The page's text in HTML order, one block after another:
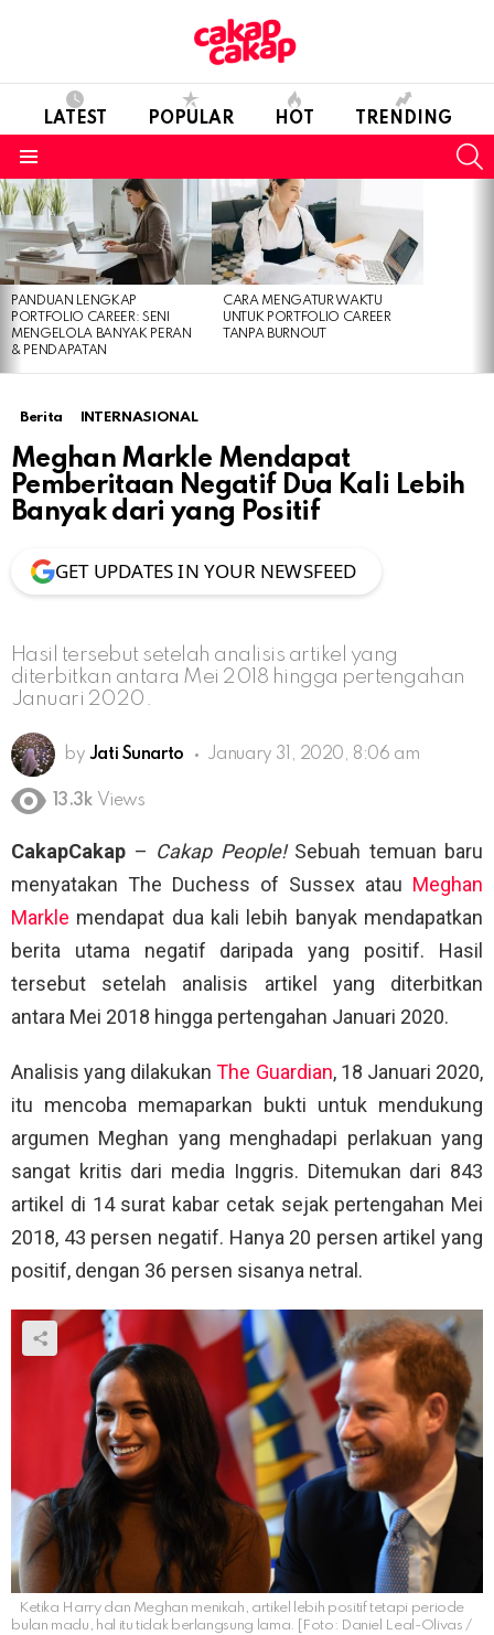
LATEST POPULAR HOT TRENDING
LATEST
STORIES
PANDUAN LENGKAP
PORTFOLIO CAREER: SENI
MENGELOLA BANYAK PERAN
& PENDAPATAN
CARA MENGATUR WAKTU
UNTUK PORTFOLIO CAREER
TANPA BURNOUT
Berita INTERNASIONAL
Meghan Markle Mendapat
Pemberitaan Negatif Dua Kali Lebih
Banyak dari yang Positif
GET UPDATES IN YOUR NEWSFEED
Hasil tersebut setelah analisis artikel yang
diterbitkan antara Mei 2018 hingga pertengahan
Januari 2020.
by Jati Sunarto January 31, 2020, 8:06 am
13.3k Views
CakapCakap – Cakap People!Sebuah temuan baru
menyatakan The Duchess of Sussex atau Meghan
Markle mendapat dua kali lebih banyak mendapatkan
berita utama negatif daripada yang positif. Hasil
tersebut setelah analisis artikel yang diterbitkan
antara Mei 2018 hingga pertengahan Januari 2020.
Analisis yang dilakukanThe Guardian, 18 Januari 2020,
itu mencoba memaparkan bukti untuk mendukung
argumen Meghan yang menghadapi perlakuan yang
sangat kritis dari media Inggris. Ditemukan dari 843
artikel di 14 surat kabar cetak sejak pertengahan Mei
2018, 43 persen negatif. Hanya 20 persen artikel yang
positif, dengan 36 persen sisanya netral.
Ketika Harry dan Meghan menikah, artikel lebih positif tetapi periode
bulan madu, hal itu tidak berlangsung lama. [Foto: Daniel Leal-Olivas /